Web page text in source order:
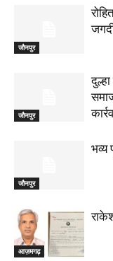
जौनपुर
जौनपुर
जौनपुर
भव्य
आज़मगढ़